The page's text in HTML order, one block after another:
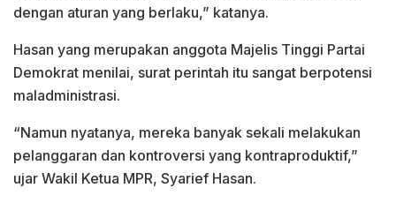
dengan aturan yang berlaku,” katanya.
Hasan yang merupakan anggota Majelis Tinggi Partai
Demokrat menilai, surat perintah itu sangat berpotensi
maladministrasi.
“Namun nyatanya, mereka banyak sekali melakukan
pelanggaran dan kontroversi yang kontraproduktif,”
ujar Wakil Ketua MPR, Syarief Hasan.